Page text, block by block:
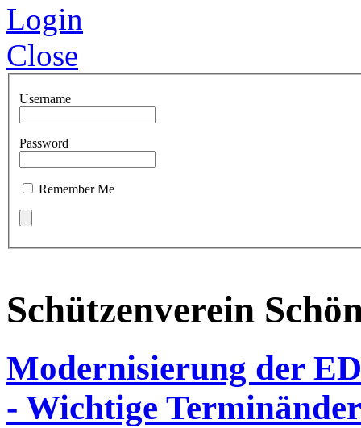
Login
Close
Username
Password
Remember Me
Schützenverein
Modernisierung der
- Wichtige